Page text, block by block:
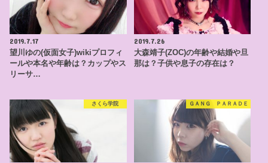
2019.7.17
望川ゆの(仮面女子)wikiプロフィ
ールや本名や年齢は？カップやス
リーサ…
2019.7.26
大森靖子(ZOC)の年齢や結婚や旦
那は？子供や息子の存在は？
さくら学院 ＧＡＮＧ ＰＡＲＡＤＥ